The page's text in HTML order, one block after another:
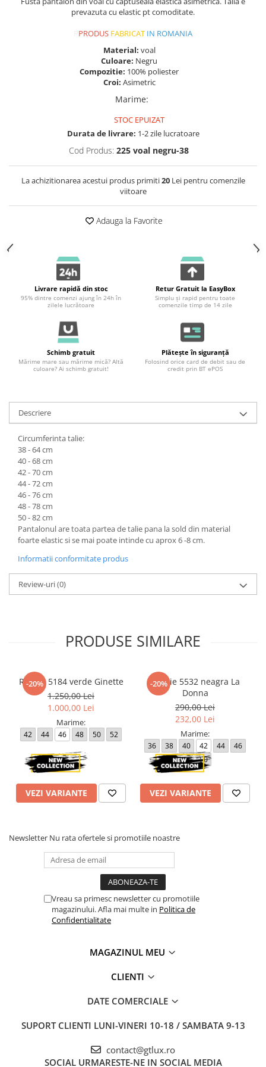
prevazuta cu elastic pt comoditate.
PRODUS FABRICAT IN ROMANIA
Material: voal
Culoare: Negru
Compozitie: 100% poliester
Croi: Asimetric
Marime:
STOC EPUIZAT
Durata de livrare: 1-2 zile lucratoare
Cod Produs: 225 voal negru-38
La achizitionarea acestui produs primiti20Lei pentru comenzile
viitoare
Adauga la Favorite
Livrare rapidă din stoc
95% dintre comenzi ajung în 24h în
zilele lucrătoare
Retur Gratuit la EasyBox
Simplu și rapid pentru toate
comenzile timp de 14 zile
Schimb gratuit
Mărime mare sau mărime mică? Altă
culoare? Ai schimb gratuit!
Plătește în siguranță
Folosind orice card de debit sau de
credit prin BT ePOS
Descriere
Circumferinta talie:
38 - 64 cm
40 - 68 cm
42 - 70 cm
44 - 72 cm
46 - 76 cm
48 - 78 cm
50 - 82 cm
Pantalonul are toata partea de talie pana la sold din material
foarte elastic si se mai poate intinde cu aprox 6 -8 cm.
Informatii conformitate produs
Review-uri(0)
PRODUSE SIMILARE
-20%
Rochie 5184 verde Ginette
1.250,00 Lei
1.000,00 Lei
Marime:
42 44 46 48 50 52
VEZI VARIANTE
-20%
Rochie 5532 neagra La
Donna
290,00 Lei
232,00 Lei
Marime:
36 38 40 42 44
46
48
50
VEZI VARIANTE
Newsletter Nu rata ofertele si promotiile noastre
Vreau sa primesc newsletter cu promotiile
magazinului. Afla mai multe in Politica de
Confidentialitate
MAGAZINUL MEU
CLIENTI
DATE COMERCIALE
SUPORT CLIENTI LUNI-VINERI 10-18 / SAMBATA 9-13
contact@gtlux.ro
SOCIAL URMARESTE-NE IN SOCIAL MEDIA